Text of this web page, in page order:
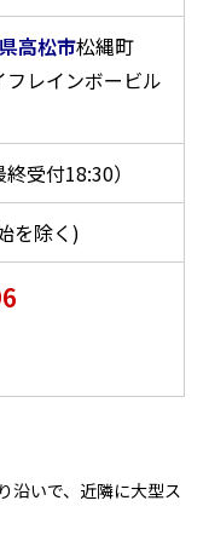
高松市松縄町
レインボービル
受付18:30）
を除く)
沿いで、近隣に大型ス